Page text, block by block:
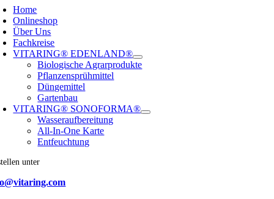
Home
Onlineshop
Über Uns
Fachkreise
VITARING® EDENLAND®
Biologische Agrarprodukte
Pflanzensprühmittel
Düngemittel
Gartenbau
VITARING® SONOFORMA®
Wasseraufbereitung
All-In-One Karte
Entfeuchtung
unter